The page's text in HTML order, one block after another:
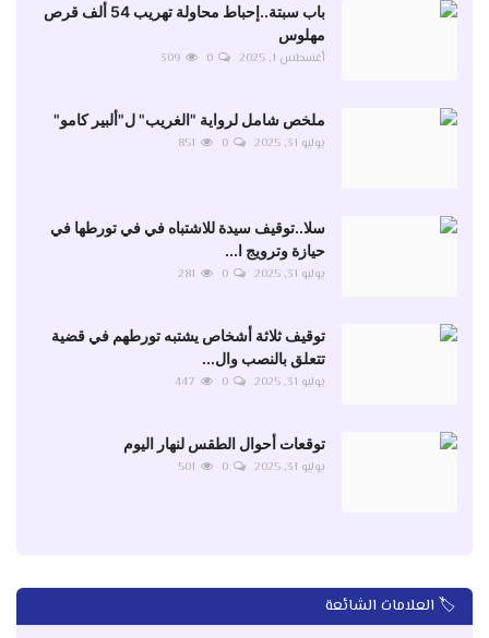
باب سبتة..إحباط محاولة تهريب 54 ألف قرص
مهلوس
أغسطس 1, 2025
0
309
ملخص شامل لرواية "الغريب" ل"ألبير كامو"
يوليو 31, 2025
0
851
سلا..توقيف سيدة للاشتباه في في تورطها في
حيازة وترويج ا...
يوليو 31, 2025
0
281
توقيف ثلاثة أشخاص يشتبه تورطهم في قضية
تتعلق بالنصب وال...
يوليو 31, 2025
0
447
توقعات أحوال الطقس لنهار اليوم
يوليو 31, 2025
0
501
🏷️ العلامات الشائعة